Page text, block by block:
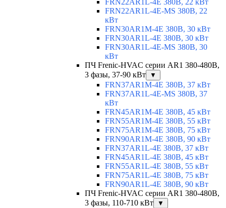
FRN22AR1L-4E 380В, 22 кВт
FRN22AR1L-4E-MS 380В, 22
кВт
FRN30AR1M-4E 380В, 30 кВт
FRN30AR1L-4E 380В, 30 кВт
FRN30AR1L-4E-MS 380В, 30
кВт
ПЧ Frenic-HVAC серии AR1 380-480В,
3 фазы, 37-90 кВт
▼
FRN37AR1M-4E 380В, 37 кВт
FRN37AR1L-4E-MS 380В, 37
кВт
FRN45AR1M-4E 380В, 45 кВт
FRN55AR1M-4E 380В, 55 кВт
FRN75AR1M-4E 380В, 75 кВт
FRN90AR1M-4E 380В, 90 кВт
FRN37AR1L-4E 380В, 37 кВт
FRN45AR1L-4E 380В, 45 кВт
FRN55AR1L-4E 380В, 55 кВт
FRN75AR1L-4E 380В, 75 кВт
FRN90AR1L-4E 380В, 90 кВт
ПЧ Frenic-HVAC серии AR1 380-480В,
3 фазы, 110-710 кВт
▼